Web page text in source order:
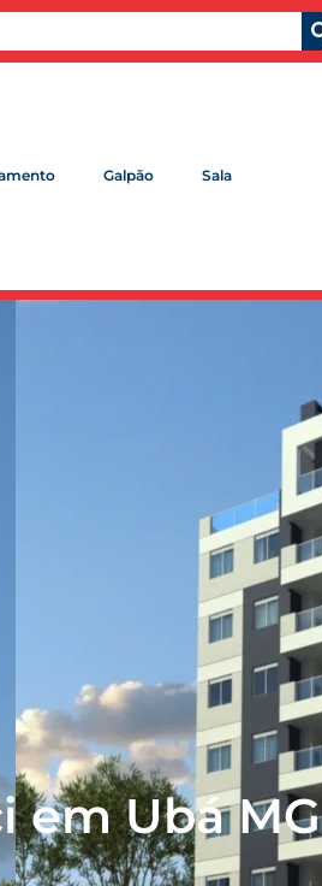
Galpão Sala
em Ubá MG